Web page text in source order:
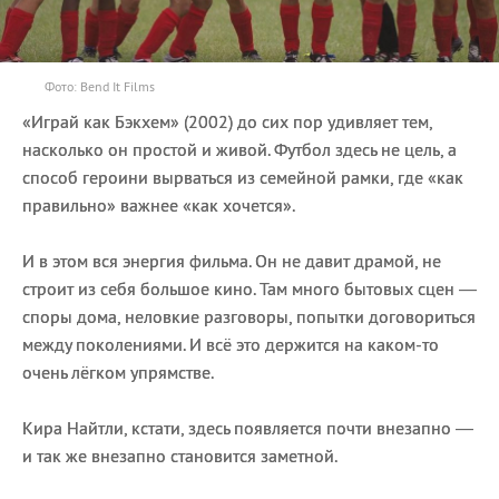
Фото: Bend It Films
«Играй как Бэкхем» (2002) до сих пор удивляет тем,
насколько он простой и живой. Футбол здесь не цель, а
способ героини вырваться из семейной рамки, где «как
правильно» важнее «как хочется».
И в этом вся энергия фильма. Он не давит драмой, не
строит из себя большое кино. Там много бытовых сцен —
споры дома, неловкие разговоры, попытки договориться
между поколениями. И всё это держится на каком-то
очень лёгком упрямстве.
Кира Найтли, кстати, здесь появляется почти внезапно —
и так же внезапно становится заметной.